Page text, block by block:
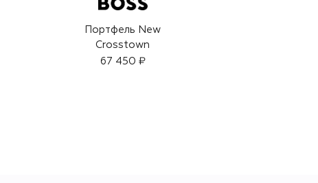
Портфель New
Crosstown
67 450 ₽